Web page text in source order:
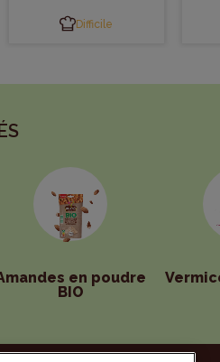
Difficile
en poudre
BIO